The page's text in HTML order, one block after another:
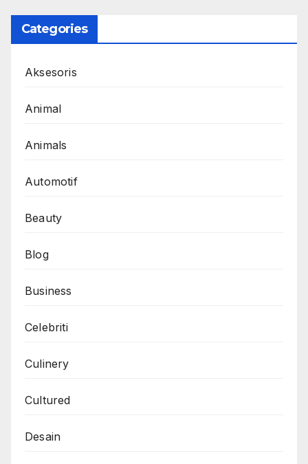
Categories
Aksesoris
Animal
Animals
Automotif
Beauty
Blog
Business
Celebriti
Culinery
Cultured
Desain